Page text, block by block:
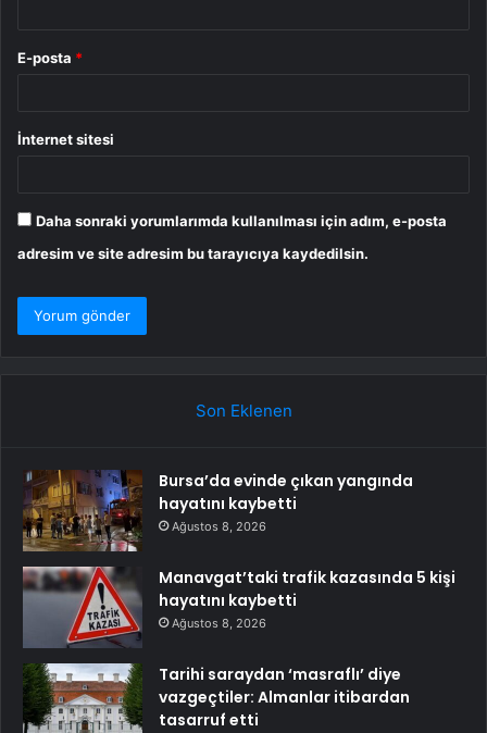
E-posta *
İnternet sitesi
Daha sonraki yorumlarımda kullanılması için adım, e-posta
adresim ve site adresim bu tarayıcıya kaydedilsin.
Son Eklenen
Bursa’da evinde çıkan yangında
hayatını kaybetti
Ağustos 8, 2026
Manavgat’taki trafik kazasında 5 kişi
hayatını kaybetti
Ağustos 8, 2026
Tarihi saraydan ‘masraflı’ diye
vazgeçtiler: Almanlar itibardan
tasarruf etti